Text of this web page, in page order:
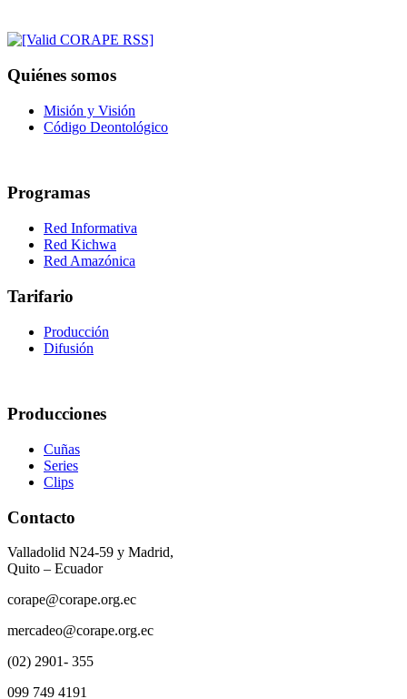
Quiénes somos
Misión y Visión
Código Deontológico
Programas
Red Informativa
Red Kichwa
Red Amazónica
Tarifario
Producción
Difusión
Producciones
Cuñas
Series
Clips
Contacto
Valladolid N24-59 y Madrid,
Quito – Ecuador
corape@corape.org.ec
mercadeo@corape.org.ec
(02) 2901- 355
099 749 4191